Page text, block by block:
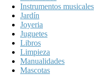
Instrumentos musicales
Jardín
Joyeria
Juguetes
Libros
Limpieza
Manualidades
Mascotas